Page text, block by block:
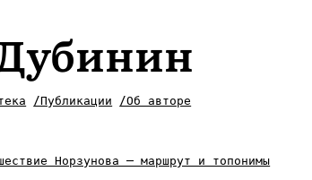
/Публикации /Об авторе
Норзунова — маршрут и топонимы